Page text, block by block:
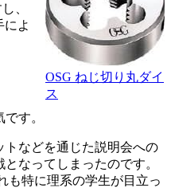
OSG ねじ切り丸ダイ
ス
、
によ
す。
トなどを通じた説明会への
なってしまったのです。
も特に理系の学生が目立っ